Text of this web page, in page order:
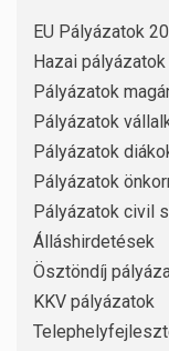
EU Pályázatok
Hazai pályázatok
Pályázatok
Pályázatok
Pályázatok
Pályázatok
Pályázatok civil
Álláshirdetések
Ösztöndíj
KKV pályázatok